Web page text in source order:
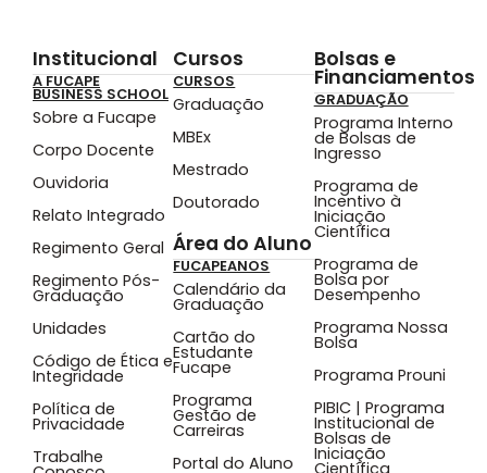
Institucional
A FUCAPE
BUSINESS SCHOOL
Sobre a Fucape
Corpo Docente
Ouvidoria
Relato Integrado
Regimento Geral
Regimento Pós-
Graduação
Unidades
Código de Ética e
Integridade
Política de
Privacidade
Trabalhe
Cursos
CURSOS
Graduação
MBEx
Mestrado
Doutorado
Área do Aluno
FUCAPEANOS
Calendário da
Graduação
Cartão do
Estudante
Fucape
Programa
Gestão de
Carreiras
Portal do Aluno
Bolsas e
Financiamentos
GRADUAÇÃO
Programa Interno
de Bolsas de
Ingresso
Programa de
Incentivo à
Iniciação
Científica
Programa de
Bolsa por
Desempenho
Programa Nossa
Bolsa
Programa Prouni
PIBIC | Programa
Institucional de
Bolsas de
Iniciação
Científica